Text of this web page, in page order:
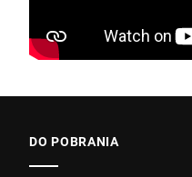
DO POBRANIA